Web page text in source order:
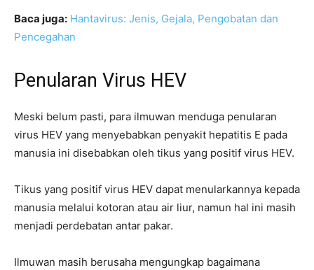
Baca juga: Hantavirus: Jenis, Gejala, Pengobatan dan
Pencegahan
Penularan Virus HEV
Meski belum pasti, para ilmuwan menduga penularan
virus HEV yang menyebabkan penyakit hepatitis E pada
manusia ini disebabkan oleh tikus yang positif virus HEV.
Tikus yang positif virus HEV dapat menularkannya kepada
manusia melalui kotoran atau air liur, namun hal ini masih
menjadi perdebatan antar pakar.
Ilmuwan masih berusaha mengungkap bagaimana